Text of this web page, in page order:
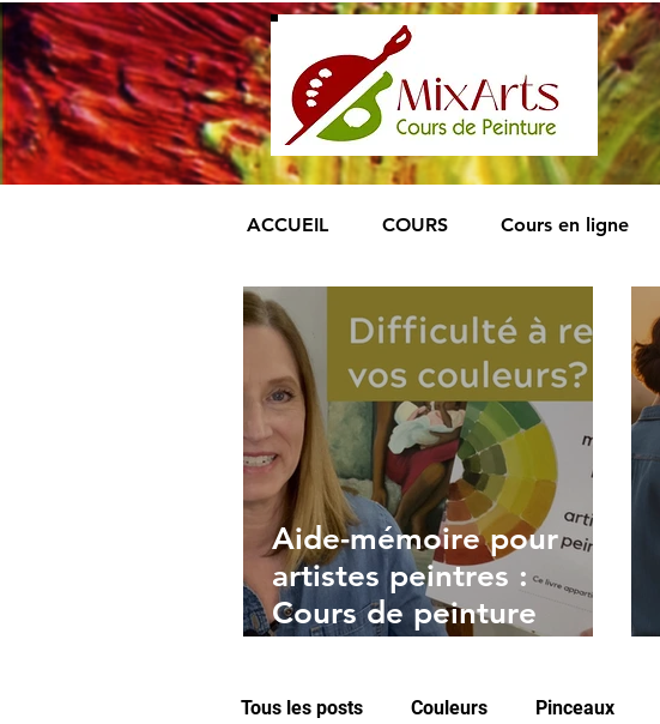
ACCUEIL COURS Cours en ligne
Aide-mémoire pour
artistes peintres :
Cours de peinture
Tous les posts Couleurs Pinceaux